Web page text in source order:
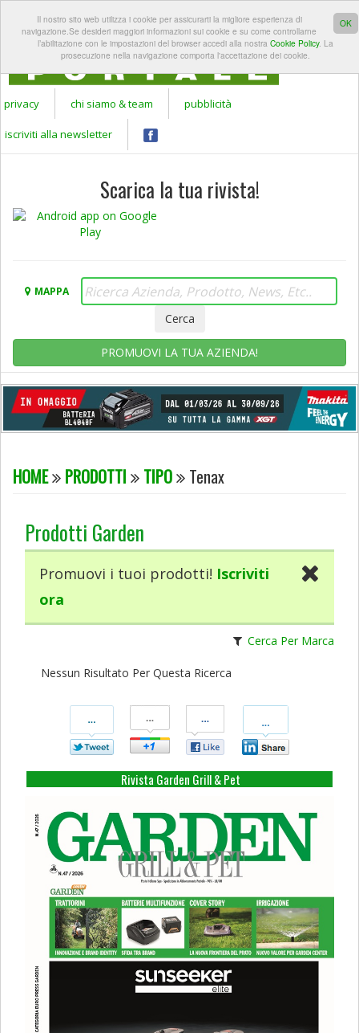
OK
Il nostro sito web utilizza i cookie per assicurarti la migliore esperienza di
navigazione.Se desideri maggiori informazioni sui cookie e su come controllarne
l’abilitazione con le impostazioni del browser accedi alla nostra Cookie Policy. La
prosecuzione nella navigazione comporta l'accettazione dei cookie.
GARDEN
PORTALE
LOGIN
privacy chi siamo & team pubblicità
iscriviti alla newsletter
Scarica la tua rivista!
MAPPA
PROMUOVI LA TUA AZIENDA!
HOME PRODOTTI TIPO Tenax
Prodotti Garden
Promuovi i tuoi prodotti! Iscriviti
ora
Cerca Per Marca
Nessun Risultato Per Questa Ricerca
Twitter
Su
Google+
Su
Facebook
Su
Linkedin
Rivista Garden Grill & Pet